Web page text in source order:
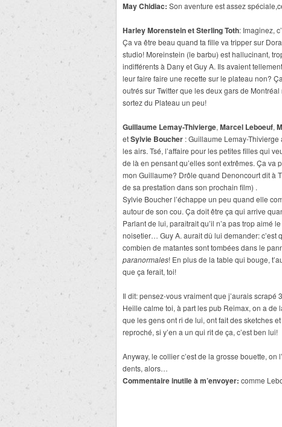
May Chidiac: Son aventure est assez
Harley Morenstein et Sterling Toth: Imaginez,
Ça va être beau quand ta fille va tripper sur
studio! Moreinstein (le barbu) est hallucinant,
indifférents à Dany et Guy A. Ils avaient
leur faire faire une recette sur le plateau non?
outrés sur Twitter que les deux gars de
sortez du Plateau un peu!
Guillaume Lemay-Thivierge, Marcel Leboeuf,
etSylvie Boucher : Guillaume Lemay-
les airs. Tsé, l’affaire pour les petites filles qui
de là en pensant qu’elles sont extrêmes. Ça
mon Guillaume? Drôle quand Denoncourt dit à
de sa prestation dans son prochain film) .
Sylvie Boucher l’échappe un peu quand elle
autour de son cou. Ça doit être ça qui arrive
Parlant de lui, paraîtrait qu’il n’a pas trop aimé le
noisetier… Guy A. aurait dû lui demander: c’est
combien de matantes sont tombées dans le
paranormales! En plus de la table qui bouge,
que ça ferait, toi!
Il dit: pensez-vous vraiment que j’aurais
Heille calme toi, à part les pub Reimax, on a de
que les gens ont ri de lui, ont fait des sketches
reproché, si y’en a un qui rit de ça, c’est ben lui!
Anyway, le collier c’est de la grosse bouette,
dents, alors…
Commentaire inutile à m’envoyer: comme